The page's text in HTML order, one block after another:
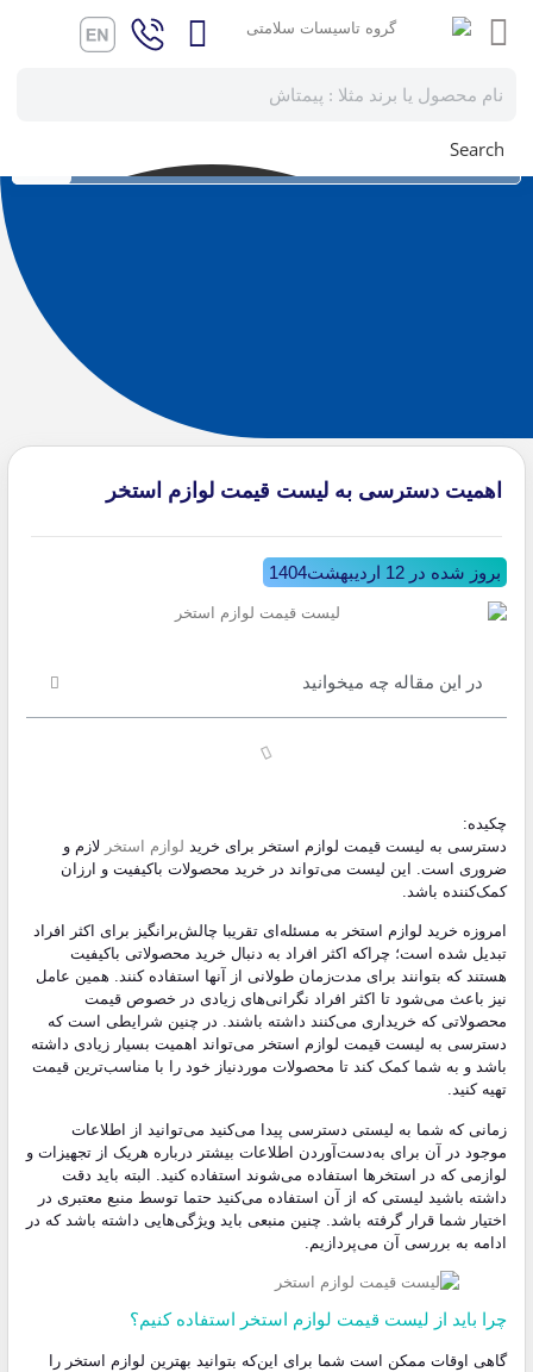
Search
اهمیت دسترسی به لیست قیمت لوازم استخر
بروز شده در 12 اردیبهشت1404
در این مقاله چه میخوانید
چکیده:
دسترسی به لیست قیمت لوازم استخر برای خرید لوازم استخر لازم و
ضروری است. این لیست می‌تواند در خرید محصولات باکیفیت و ارزان
کمک‌کننده باشد.
امروزه خرید لوازم استخر به مسئله‌ای تقریبا چالش‌برانگیز برای اکثر افراد
تبدیل شده است؛ چراکه اکثر افراد به دنبال خرید محصولاتی باکیفیت
هستند که بتوانند برای مدت‌زمان طولانی از آنها استفاده کنند. همین عامل
نیز باعث می‌شود تا اکثر افراد نگرانی‌های زیادی در خصوص قیمت
محصولاتی که خریداری می‌کنند داشته باشند. در چنین شرایطی است که
دسترسی به لیست قیمت لوازم استخر می‌تواند اهمیت بسیار زیادی داشته
باشد و به شما کمک کند تا محصولات موردنیاز خود را با مناسب‌ترین قیمت
تهیه کنید.
زمانی که شما به لیستی دسترسی پیدا می‌کنید می‌توانید از اطلاعات
موجود در آن برای به‌دست‌آوردن اطلاعات بیشتر درباره هریک از تجهیزات و
لوازمی که در استخرها استفاده می‌شوند استفاده کنید. البته باید دقت
داشته باشید لیستی که از آن استفاده می‌کنید حتما توسط منبع معتبری در
اختیار شما قرار گرفته باشد. چنین منبعی باید ویژگی‌هایی داشته باشد که در
ادامه به بررسی آن می‌پردازیم.
چرا باید از لیست قیمت لوازم استخر استفاده کنیم؟
گاهی اوقات ممکن است شما برای این‌که بتوانید بهترین لوازم استخر را